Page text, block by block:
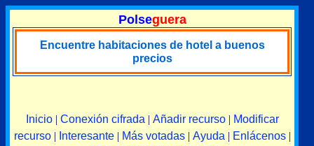
Polseguera
Encuentre habitaciones de hotel a buenos
precios
Inicio| Conexión cifrada | Añadir recurso| Modificar
recurso| Interesante| Más votadas| Ayuda | Enlácenos|